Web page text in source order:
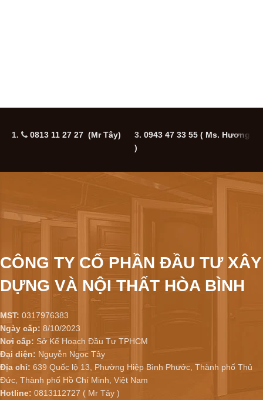
1. 0813 11 27 27 (Mr Tây) 3. 0943 47 33 55 ( Ms. Hương
)
CÔNG TY CỔ PHẦN ĐẦU TƯ XÂY
DỰNG VÀ NỘI THẤT HÒA BÌNH
MST: 0317976383
Ngày cấp: 8/10/2023
Nơi cấp: Sở Kế Hoạch Đầu Tư TPHCM
Đại diện: Nguyễn Ngọc Tây
Địa chỉ: 639 Quốc lộ 13, Phường Hiệp Bình Phước, Thành phố Thủ
Đức, Thành phố Hồ Chí Minh, Việt Nam
Hotline: 0813112727 ( Mr Tây )